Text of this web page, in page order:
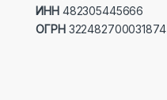
ИНН482305445666
ОГРН322482700031874